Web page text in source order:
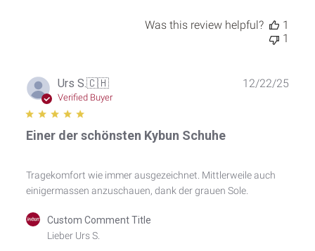
Was this review helpful?
1
1
Urs S. 🇨🇭
Verified Buyer
Einer der schönsten Kybun Schuhe
Tragekomfort wie immer ausgezeichnet. Mittlerweile auch
einigermassen anzuschauen, dank der grauen Sole.
Comments
Custom Comment Title
Lieber Urs S.
12/22/25